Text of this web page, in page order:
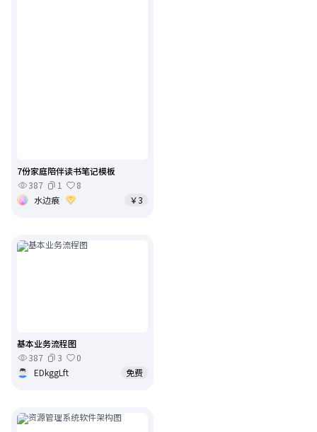
7份家庭陪伴读书笔记模板
387
1
8
水边痕
￥3
基本业务流程图
387
3
0
EDkggLft
免费